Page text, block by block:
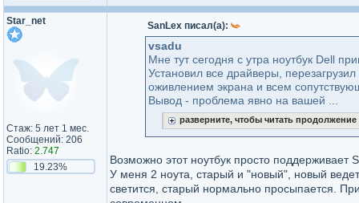
Star_net
Стаж: 5 лет 1 мес.
Сообщений: 206
Ratio: 2.747
19.23%
SanLex писал(а):
vsadu
Мне тут сегодня с утра ноутбук Dell
Установил все драйверы,
оживлением экрана и всем
Вывод - проблема явно на вашей ...
разверните, чтобы читать продолжение
Возможно этот ноутбук просто поддерживает
У меня 2 ноута, старый и "новый", новый ведет
светится, старый нормально просыпается.